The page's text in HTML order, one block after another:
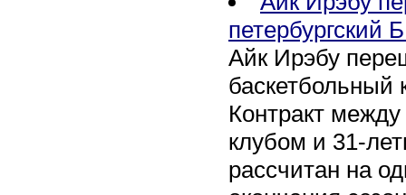
петербургский
Айк Ирэбу
баскетбольный
Контракт между
клубом и 31-
рассчитан на